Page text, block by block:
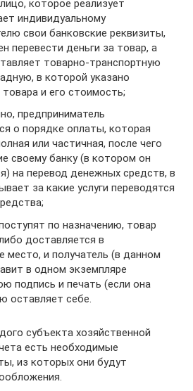
которое реализует
индивидуальному
свои банковские реквизиты,
перевести деньги за товар, а
товарно-транспортную
в которой указано
и его стоимость;
предприниматель
о порядке оплаты, которая
или частичная, после чего
своему банку (в котором он
на перевод денежных средств, в
за какие услуги переводятся
по назначению, товар
доставляется в
место, и получатель (в данном
в одном экземпляре
подпись и печать (если она
оставляет себе.
субъекта хозяйственной
есть необходимые
из которых они будут